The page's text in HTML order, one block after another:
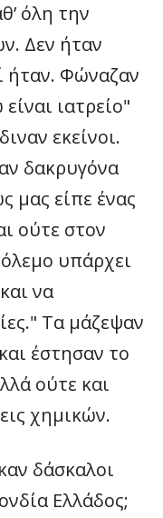
όλη την
Δεν ήταν
ήταν. Φώναζαν
ιατρείο"
εκείνοι.
δακρυγόνα
μας είπε ένας
ούτε στον
υπάρχει
να
Τα μάζεψαν
έστησαν το
ούτε και
χημικών.
δάσκαλοι
Ελλάδος;